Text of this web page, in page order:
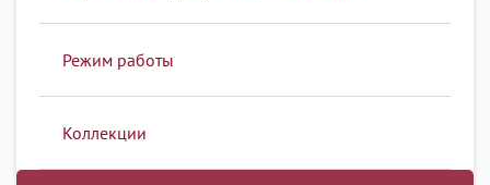
Режим работы
Коллекции